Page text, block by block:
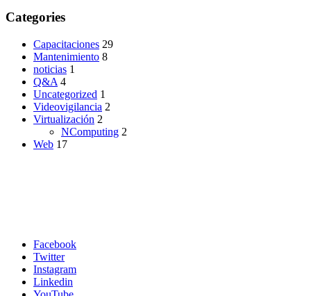
Categories
Capacitaciones 29
Mantenimiento 8
noticias 1
Q&A 4
Uncategorized 1
Videovigilancia 2
Virtualización 2
NComputing 2
Web 17
Facebook
Twitter
Instagram
Linkedin